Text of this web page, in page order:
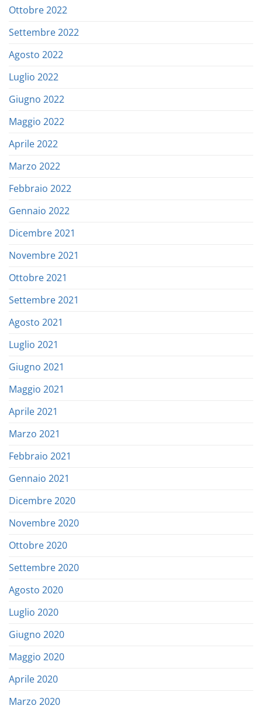
Ottobre 2022
Settembre 2022
Agosto 2022
Luglio 2022
Giugno 2022
Maggio 2022
Aprile 2022
Marzo 2022
Febbraio 2022
Gennaio 2022
Dicembre 2021
Novembre 2021
Ottobre 2021
Settembre 2021
Agosto 2021
Luglio 2021
Giugno 2021
Maggio 2021
Aprile 2021
Marzo 2021
Febbraio 2021
Gennaio 2021
Dicembre 2020
Novembre 2020
Ottobre 2020
Settembre 2020
Agosto 2020
Luglio 2020
Giugno 2020
Maggio 2020
Aprile 2020
Marzo 2020